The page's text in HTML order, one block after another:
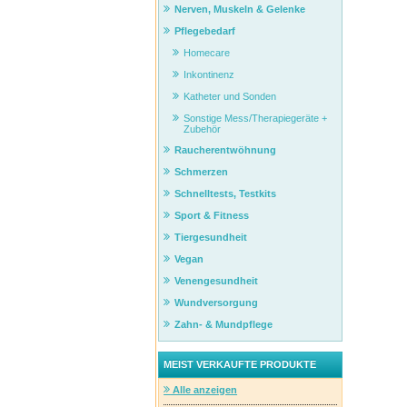
Nerven, Muskeln & Gelenke
Pflegebedarf
Homecare
Inkontinenz
Katheter und Sonden
Sonstige Mess/Therapiegeräte +
Zubehör
Raucherentwöhnung
Schmerzen
Schnelltests, Testkits
Sport & Fitness
Tiergesundheit
Vegan
Venengesundheit
Wundversorgung
Zahn- & Mundpflege
MEIST VERKAUFTE PRODUKTE
Alle anzeigen